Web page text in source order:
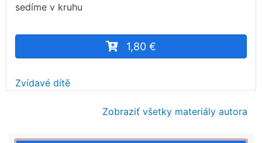
sedíme v kruhu
1,80 €
Zvídavé dítě
Zobraziť všetky materiály autora